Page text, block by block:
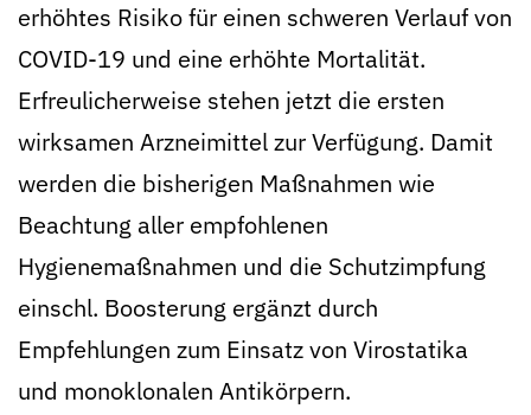
erhöhtes Risiko für einen schweren Verlauf von
COVID-19 und eine erhöhte Mortalität.
Erfreulicherweise stehen jetzt die ersten
wirksamen Arzneimittel zur Verfügung. Damit
werden die bisherigen Maßnahmen wie
Beachtung aller empfohlenen
Hygienemaßnahmen und die Schutzimpfung
einschl. Boosterung ergänzt durch
Empfehlungen zum Einsatz von Virostatika
und monoklonalen Antikörpern.